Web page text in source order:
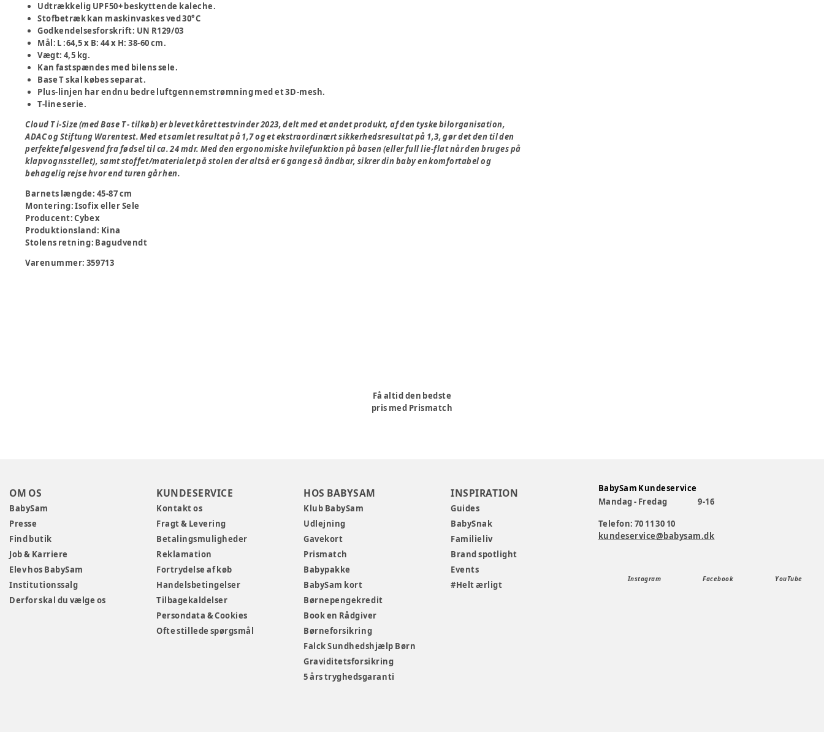
Udtrækkelig UPF50+ beskyttende kaleche.
Stofbetræk kan maskinvaskes ved 30°C
Godkendelsesforskrift: UN R129/03
Mål: L :64,5 x B: 44 x H: 38-60 cm.
Vægt: 4,5 kg.
Kan fastspændes med bilens sele.
Base T skal købes separat.
Plus-linjen har endnu bedre luftgennemstrømning med et 3D-mesh.
T-line serie.
Cloud T i-Size (med Base T - tilkøb) er blevet kåret testvinder 2023, delt med et andet produkt, af den tyske bilorganisation,
ADAC og Stiftung Warentest. Med et samlet resultat på 1,7 og et ekstraordinært sikkerhedsresultat på 1,3, gør det den til den
perfekte følgesvend fra fødsel til ca. 24 mdr. Med den ergonomiske hvilefunktion på basen (eller full lie-flat når den bruges på
klapvognsstellet), samt stoffet/materialet på stolen der altså er 6 gange så åndbar, sikrer din baby en komfortabel og
behagelig rejse hvor end turen går hen.
Barnets længde: 45-87 cm
Montering:Isofix eller Sele
Producent:Cybex
Produktionsland: Kina
Stolens retning: Bagudvendt
Varenummer: 359713
Få altid den bedste
pris med Prismatch
OM OS
BabySam
Presse
Find butik
Job & Karriere
Elev hos BabySam
Institutionssalg
Derfor skal du vælge os
KUNDESERVICE
Kontakt os
Fragt & Levering
Betalingsmuligheder
Reklamation
Fortrydelse af køb
Handelsbetingelser
Tilbagekaldelser
Persondata & Cookies
Ofte stillede spørgsmål
HOS BABYSAM
Klub BabySam
Udlejning
Gavekort
Prismatch
Babypakke
BabySam kort
Børnepengekredit
Book en Rådgiver
Børneforsikring
Falck Sundhedshjælp Børn
Graviditetsforsikring
5 års tryghedsgaranti
INSPIRATION
Guides
BabySnak
Familieliv
Brand spotlight
Events
#Helt ærligt
BabySam Kundeservice
Mandag - Fredag
9-16
Telefon: 70 11 30 10
kundeservice@babysam.dk
Instagram Facebook YouTube